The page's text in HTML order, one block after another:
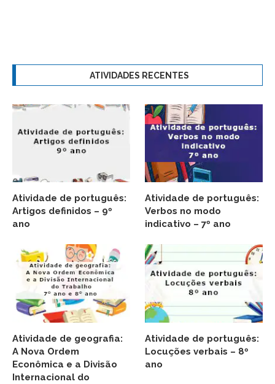
ATIVIDADES RECENTES
Atividade de português:
Artigos definidos – 9º
ano
Atividade de português:
Verbos no modo
indicativo – 7º ano
Atividade de geografia:
A Nova Ordem
Econômica e a Divisão
Internacional do
Atividade de português:
Locuções verbais – 8º
ano